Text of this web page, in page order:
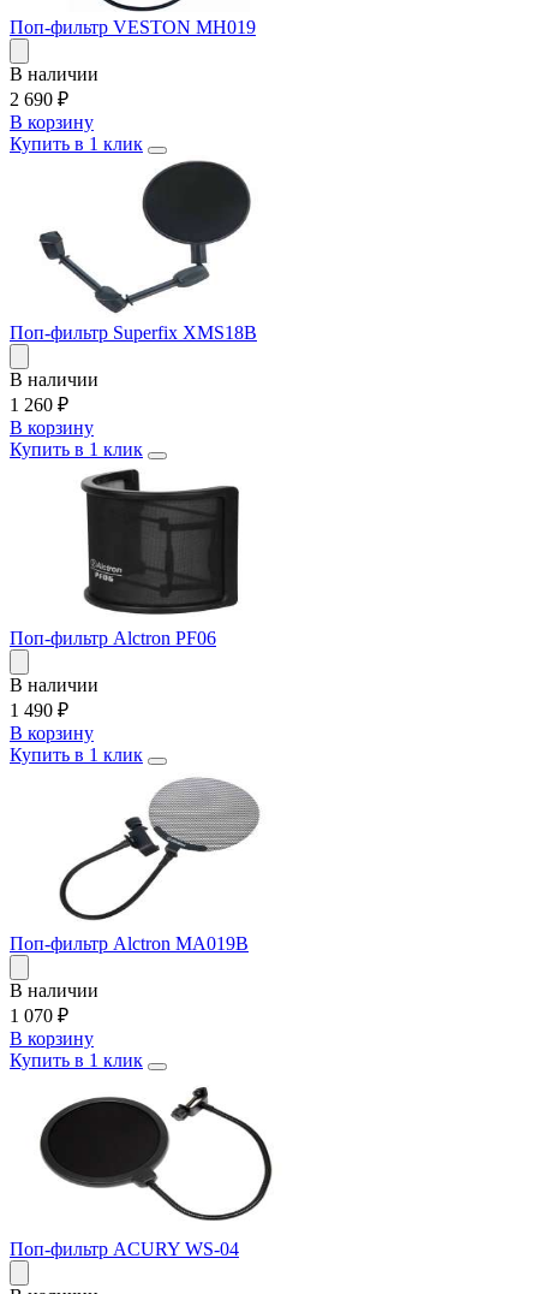
Поп-фильтр VESTON MH019
В наличии
2 690 ₽
В корзину
Купить в 1 клик
Поп-фильтр Superfix XMS18B
В наличии
1 260 ₽
В корзину
Купить в 1 клик
Поп-фильтр Alctron PF06
В наличии
1 490 ₽
В корзину
Купить в 1 клик
Поп-фильтр Alctron MA019B
В наличии
1 070 ₽
В корзину
Купить в 1 клик
Поп-фильтр ACURY WS-04